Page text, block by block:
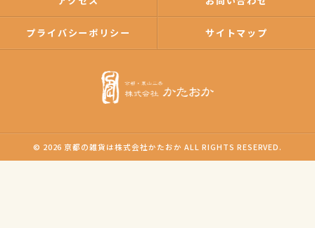
プライバシーポリシー サイトマップ
© 2026 京都の雑貨は株式会社かたおか ALL RIGHTS RESERVED.